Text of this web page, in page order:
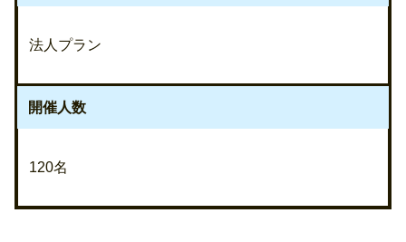
法人プラン
開催人数
120名